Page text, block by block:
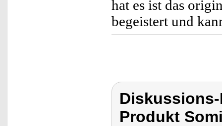
hat es ist das
begeistert und
Produkt